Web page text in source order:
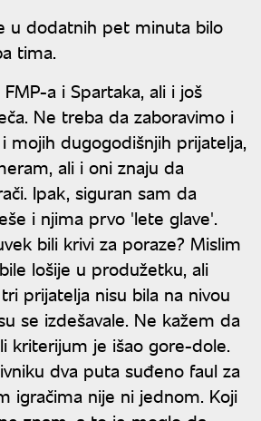
u dodatnih pet minuta bilo
tima.
a i Spartaka, ali i još
Ne treba da zaboravimo i
mojih dugogodišnjih prijatelja,
ali i oni znaju da
Ipak, siguran sam da
i njima prvo 'lete glave'.
bili krivi za poraze? Mislim
lošije u produžetku, ali
prijatelja nisu bila na nivou
se izdešavale. Ne kažem da
kriterijum je išao gore-dole.
dva puta suđeno faul za
igračima nije ni jednom. Koji